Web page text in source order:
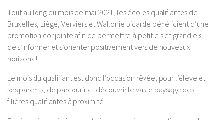
Tout au long du mois de mai 2021, les écoles qualifiantes de
Bruxelles, Liège, Verviers et Wallonie picarde bénéficient d’une
promotion conjointe afin de permettre à petit.e.s et grand.e.s
de s’informer et s’orienter positivement vers de nouveaux
horizons !
Le mois du qualifiant est donc l’occasion rêvée, pour l’élève et
ses parents, de parcourir et découvrir le vaste paysage des
filières qualifiantes à proximité.